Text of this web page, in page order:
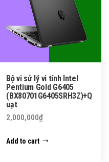
Bộ vi sử lý vi tính Intel
Pentium Gold G6405
(BX80701G6405SRH3Z)+Q
uạt
2,000,000₫
Add to cart